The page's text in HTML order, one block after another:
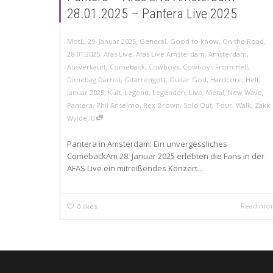
28.01.2025 – Pantera Live 2025
MotL, 29. Januar 2025, General, Good to know, On the Road,
28.01.2025, Afas Live, Afas Live Amsterdam, Amsterdam,
Ausverkauft, Comeback, Cowboys, Cowboys From Hell,
Dimebag Darrell, Gitarrengott, Guitar God, Hardcore, Hell,
Januar 2025, Kult, Legend, Legenden, Live, Metal, New Wave,
Pantera, Phil Anselmo, Rex Brown, Sold Out, Tour, Walk, Zakk
Wylde, 0
Pantera in Amsterdam: Ein unvergessliches
ComebackAm 28. Januar 2025 erlebten die Fans in der
AFAS Live ein mitreißendes Konzert...
0 likes Read